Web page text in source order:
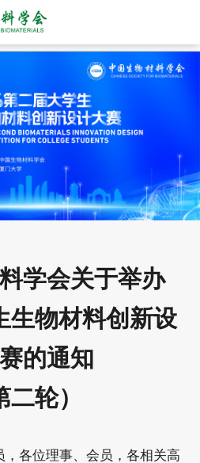
学会关于举办
生物材料创新设
的通知
二轮）
各位理事、会员，各相关高